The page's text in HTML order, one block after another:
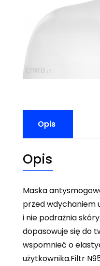
Opis
Opis
Maska
przed wdychaniem
i nie podrażnia
dopasowuje się do
wspomnieć o
użytkownika.Filtr